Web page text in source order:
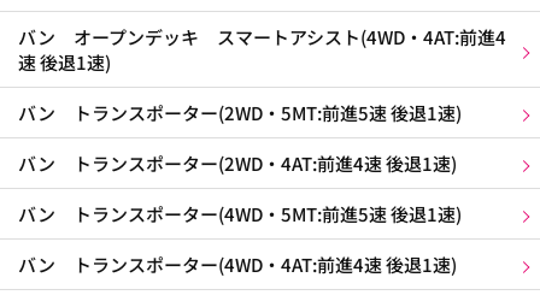
バン オープンデッキ スマートアシスト(4WD・4AT:前進4
速 後退1速)
バン トランスポーター(2WD・5MT:前進5速 後退1速)
バン トランスポーター(2WD・4AT:前進4速 後退1速)
バン トランスポーター(4WD・5MT:前進5速 後退1速)
バン トランスポーター(4WD・4AT:前進4速 後退1速)